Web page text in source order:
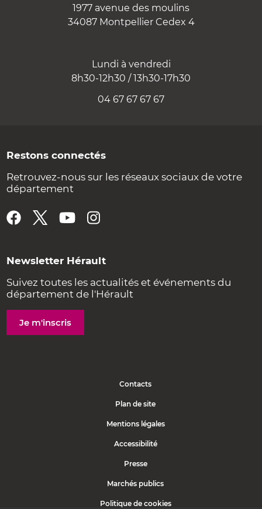
1977 avenue des moulins
34087 Montpellier Cedex 4
Lundi à vendredi
8h30-12h30 / 13h30-17h30
04 67 67 67 67
Restons connectés
Retrouvez-nous sur les réseaux sociaux de votre
département
Newsletter Hérault
Suivez toutes les actualités et événements du
département de l'Hérault
Je m'inscris
Contacts
Plan de site
Mentions légales
Accessibilité
Presse
Marchés publics
Politique de cookies